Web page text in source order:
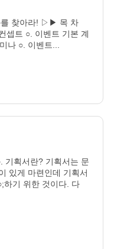
를 찾아라! ▷▶ 목 차
트 ○. 이벤트 기본 계
나 ○. 이벤트...
기획서란? 기획서는 문
있게 마련인데 기획서
하기 위한 것이다. 다